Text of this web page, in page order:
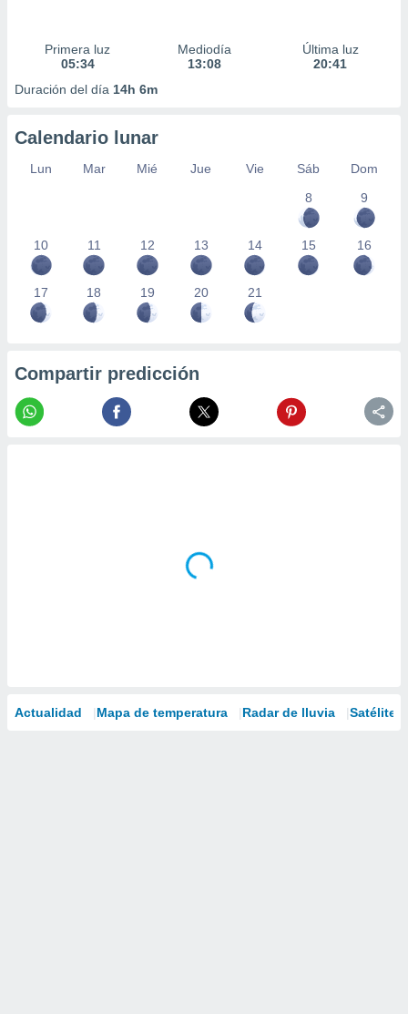
Primera luz
05:34
Mediodía
13:08
Última luz
20:41
Duración del día 14h 6m
Calendario lunar
Lun Mar Mié Jue Vie Sáb
Dom
8
9
10 11 12 13 14 15 16
17 18 19 20 21
Compartir predicción
Actualidad Mapa de temperatura Radar de lluvia Satélites